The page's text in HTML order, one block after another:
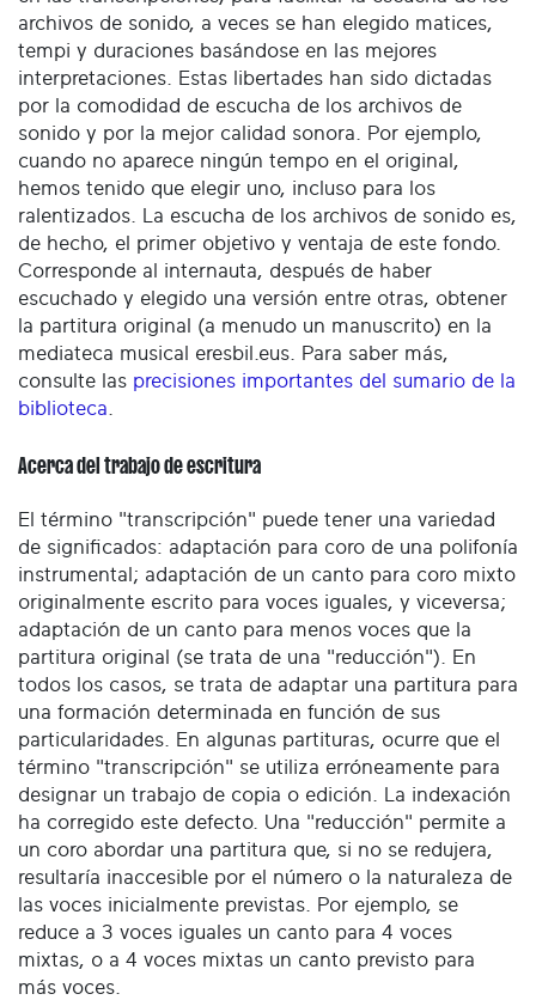
archivos de sonido, a veces se han elegido matices,
tempi y duraciones basándose en las mejores
interpretaciones. Estas libertades han sido dictadas
por la comodidad de escucha de los archivos de
sonido y por la mejor calidad sonora. Por ejemplo,
cuando no aparece ningún tempo en el original,
hemos tenido que elegir uno, incluso para los
ralentizados. La escucha de los archivos de sonido es,
de hecho, el primer objetivo y ventaja de este fondo.
Corresponde al internauta, después de haber
escuchado y elegido una versión entre otras, obtener
la partitura original (a menudo un manuscrito) en la
mediateca musical eresbil.eus. Para saber más,
consulte las precisiones importantes del sumario de la
biblioteca
Acerca del trabajo de escritura
El término "transcripción" puede tener una variedad
de significados: adaptación para coro de una polifonía
instrumental; adaptación de un canto para coro mixto
originalmente escrito para voces iguales, y viceversa;
adaptación de un canto para menos voces que la
partitura original (se trata de una "reducción"). En
todos los casos, se trata de adaptar una partitura para
una formación determinada en función de sus
particularidades. En algunas partituras, ocurre que el
término "transcripción" se utiliza erróneamente para
designar un trabajo de copia o edición. La indexación
ha corregido este defecto. Una "reducción" permite a
un coro abordar una partitura que, si no se redujera,
resultaría inaccesible por el número o la naturaleza de
las voces inicialmente previstas. Por ejemplo, se
reduce a 3 voces iguales un canto para 4 voces
mixtas, o a 4 voces mixtas un canto previsto para
más voces.